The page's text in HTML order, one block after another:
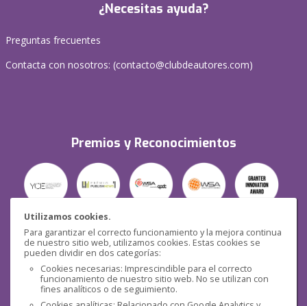
Utilizamos cookies.
Para garantizar el correcto funcionamiento y la mejora continua
de nuestro sitio web, utilizamos cookies. Estas cookies se
pueden dividir en dos categorías:
Cookies necesarias: Imprescindible para el correcto
funcionamiento de nuestro sitio web. No se utilizan con
fines analíticos o de seguimiento.
¿Necesitas ayuda?
Preguntas frecuentes
Contacta con nosotros: (contacto@clubdeautores.com)
Premios y Reconocimientos
Seguridad